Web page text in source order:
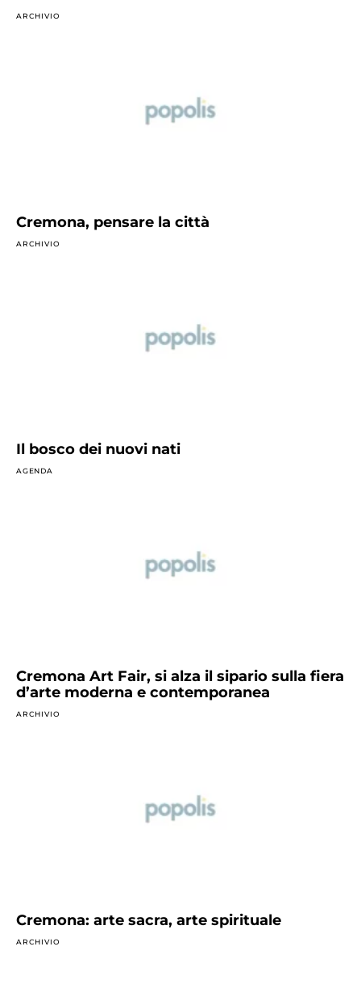
ARCHIVIO
Cremona, pensare la città
ARCHIVIO
Il bosco dei nuovi nati
AGENDA
Cremona Art Fair, si alza il sipario sulla fiera
d’arte moderna e contemporanea
ARCHIVIO
Cremona: arte sacra, arte spirituale
ARCHIVIO